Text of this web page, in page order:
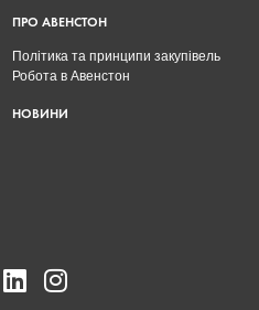
ПРО АВЕНСТОН
Політика та принципи закупівель
Робота в Авенстон
НОВИНИ